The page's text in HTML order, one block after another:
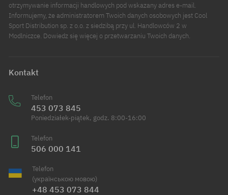
otrzymywanie informacji handlowych pod wskazany adres e-mail.
Informujemy, że administratorem Twoich danych osobowych jest Cool
Sport Distribution sp. z o.o. z siedzibą przy ul. Handlowców 2 w
Modlniczce. Dowiedz się więcej o przetwarzaniu Twoich danych.
Kontakt
Telefon
453 073 845
Poniedziałek-piątek, godz. 8:00-16:00
Telefon
506 000 141
Telefon
(українською мовою)
+48 453 073 844